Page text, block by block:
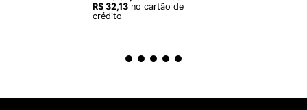
R$ 32,13 no cartão de
crédito